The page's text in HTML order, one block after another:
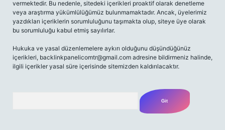
vermektedir. Bu nedenle, sitedeki içerikleri proaktif olarak denetleme
veya araştırma yükümlülüğümüz bulunmamaktadır. Ancak, üyelerimiz
yazdıkları içeriklerin sorumluluğunu taşımakta olup, siteye üye olarak
bu sorumluluğu kabul etmiş sayılırlar.
Hukuka ve yasal düzenlemelere aykırı olduğunu düşündüğünüz
içerikleri, backlinkpanelicomtr@gmail.com adresine bildirmeniz halinde,
ilgili içerikler yasal süre içerisinde sitemizden kaldırılacaktır.